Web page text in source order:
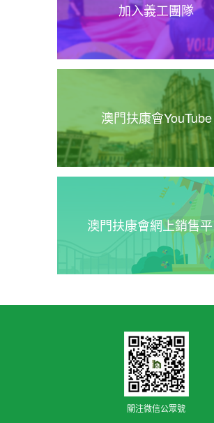
加入義工團隊
澳門扶康會YouTube
澳門扶康會網上銷售
關注微信公眾號